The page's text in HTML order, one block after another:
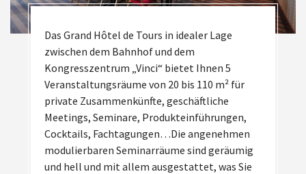
Das Grand Hôtel de Tours in idealer Lage
zwischen dem Bahnhof und dem
Kongresszentrum „Vinci“ bietet Ihnen 5
Veranstaltungsräume von 20 bis 110 m² für
private Zusammenkünfte, geschäftliche
Meetings, Seminare, Produkteinführungen,
Cocktails, Fachtagungen…Die angenehmen
modulierbaren Seminarräume sind geräumig
und hell und mit allem ausgestattet, was Sie